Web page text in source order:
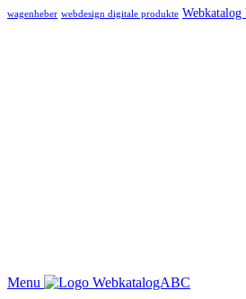
wagenheber webdesign digitale produkte
Menu
WebkatalogABC